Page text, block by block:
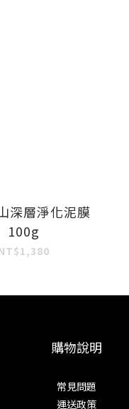
深層淨化泥膜
100g
購物說明
常見問題
運送政策